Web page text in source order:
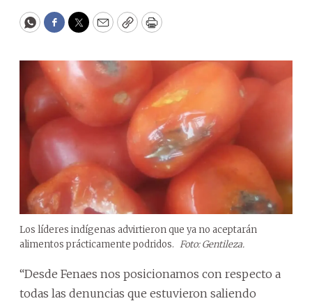
WhatsApp
Facebook
Twitter
EmailCopyPrint
Los líderes indígenas advirtieron que ya no aceptarán
alimentos prácticamente podridos. Foto: Gentileza.
“Desde Fenaes nos posicionamos con respecto a
todas las denuncias que estuvieron saliendo